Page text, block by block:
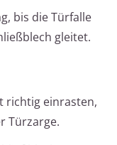
bis die Türfalle
gleitet.
richtig einrasten,
Türzarge.